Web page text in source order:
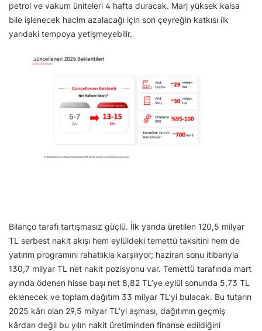
petrol ve vakum üniteleri 4 hafta duracak. Marj yüksek kalsa
bile işlenecek hacim azalacağı için son çeyreğin katkısı ilk
yarıdaki tempoya yetişmeyebilir.
Bilanço tarafı tartışmasız güçlü. İlk yarıda üretilen 120,5 milyar
TL serbest nakit akışı hem eylüldeki temettü taksitini hem de
yatırım programını rahatlıkla karşılıyor; haziran sonu itibarıyla
130,7 milyar TL net nakit pozisyonu var. Temettü tarafında mart
ayında ödenen hisse başı net 8,82 TL’ye eylül sonunda 5,73 TL
eklenecek ve toplam dağıtım 33 milyar TL’yi bulacak. Bu tutarın
2025 kârı olan 29,5 milyar TL’yi aşması, dağıtımın geçmiş
kârdan değil bu yılın nakit üretiminden finanse edildiğini